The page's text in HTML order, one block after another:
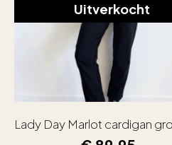
Uitverkocht
Lady Day Marlot cardigan